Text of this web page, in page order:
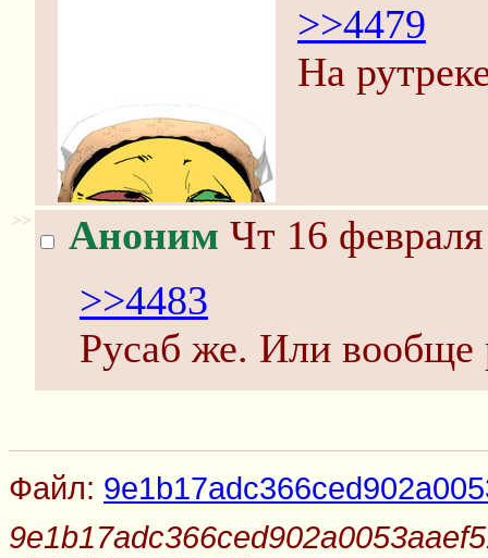
>>4479
На
>> Аноним Чт 16
>>4483
Русаб же. Или вообще
Файл: